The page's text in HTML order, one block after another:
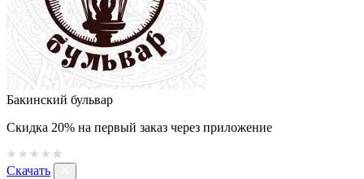
Бакинский бульвар
Скидка 20% на первый заказ через приложение
Скачать